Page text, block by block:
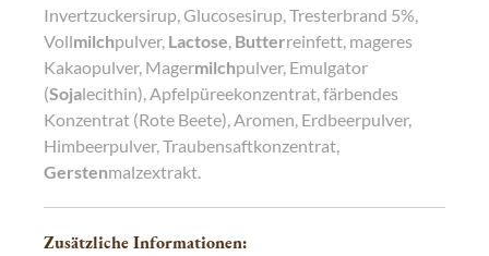
Invertzuckersirup, Glucosesirup, Tresterbrand 5%,
Vollmilchpulver, Lactose, Butterreinfett, mageres
Kakaopulver, Magermilchpulver, Emulgator
(Sojalecithin), Apfelpüreekonzentrat, färbendes
Konzentrat (Rote Beete), Aromen, Erdbeerpulver,
Himbeerpulver, Traubensaftkonzentrat,
Gerstenmalzextrakt.
Zusätzliche Informationen: